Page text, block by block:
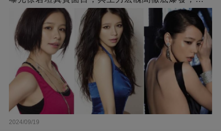
來李靚蕾說的都是真的 ！
2024/09/19